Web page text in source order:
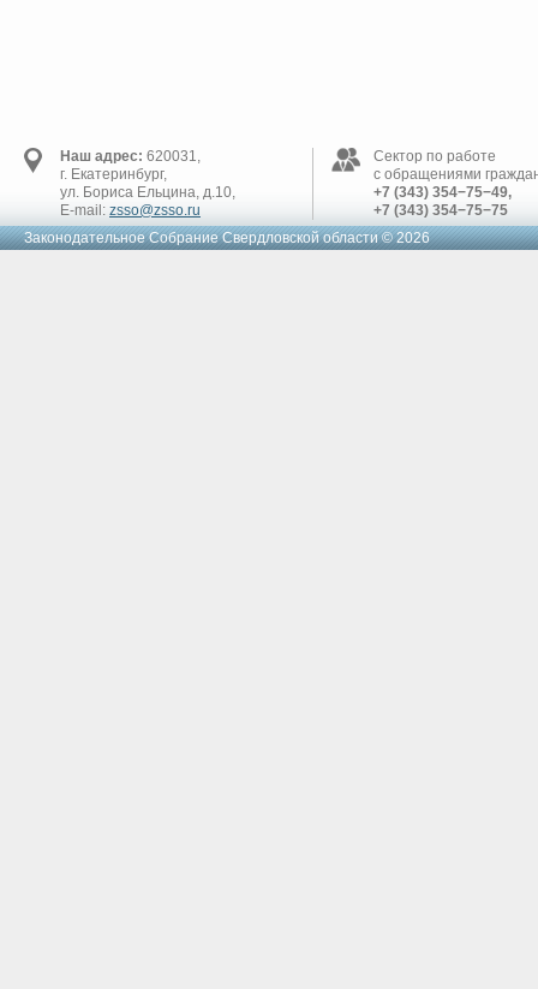
Наш адрес: 620031,
г. Екатеринбург,
ул. Бориса Ельцина, д.10,
E-mail: zsso@zsso.ru
Сектор по работе
с обращениями
+7 (343) 354−75−49,
+7 (343) 354−75−75
Законодательное Cобрание Свердловской области © 2026